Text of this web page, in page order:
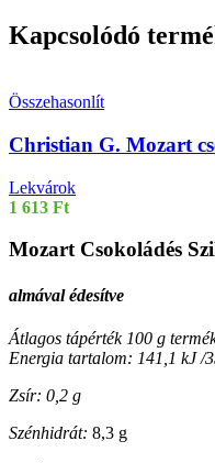
Kapcsolódó
Összehasonlít
Christian G. Mozart
Lekvárok
1 613 Ft
Mozart Csokoládés
almával édesítve
Átlagos tápérték 100 g
Energia tartalom: 141,1 kJ /
Zsír: 0,2 g
Szénhidrát: 8,3 g